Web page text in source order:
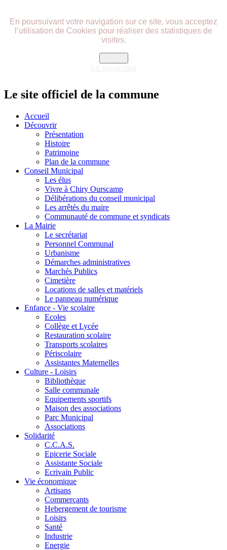
En poursuivant votre navigation sur ce site, vous acceptez
l’utilisation de Cookies pour réaliser des statistiques de
visites.
Le site officiel de la commune
Accueil
Découvrir
Présentation
Histoire
Patrimoine
Plan de la commune
Conseil Municipal
Les élus
Vivre à Chiry Ourscamp
Délibérations du conseil municipal
Les arrêtés du maire
Communauté de commune et syndicats
La Mairie
Le secrétariat
Personnel Communal
Urbanisme
Démarches administratives
Marchés Publics
Cimetière
Locations de salles et matériels
Le panneau numérique
Enfance - Vie scolaire
Ecoles
Collège et Lycée
Restauration scolaire
Transports scolaires
Périscolaire
Assistantes Maternelles
Culture - Loisirs
Bibliothèque
Salle communale
Equipements sportifs
Maison des associations
Parc Municipal
Associations
Solidarité
C.C.A.S.
Epicerie Sociale
Assistante Sociale
Ecrivain Public
Vie économique
Artisans
Commerçants
Hebergement de tourisme
Loisirs
Santé
Industrie
Energie